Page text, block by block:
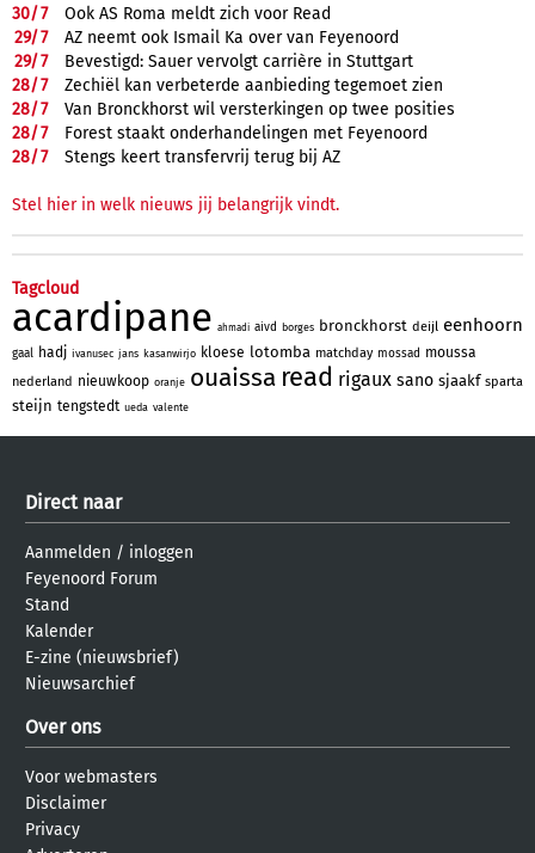
30/7
Ook AS Roma meldt zich voor Read
29/7
AZ neemt ook Ismail Ka over van Feyenoord
29/7
Bevestigd: Sauer vervolgt carrière in Stuttgart
28/7
Zechiël kan verbeterde aanbieding tegemoet zien
28/7
Van Bronckhorst wil versterkingen op twee posities
28/7
Forest staakt onderhandelingen met Feyenoord
28/7 Stengs keert transfervrij terug bij AZ
Stel hier in welk nieuws jij belangrijk vindt.
Tagcloud
acardipane ahmadi aivd borges bronckhorst deijl eenhoorn
gaal hadj ivanusec jans kasanwirjo kloese lotomba matchday mossad moussa
nederland nieuwkoop oranje ouaissa read rigaux sano sjaakf sparta
steijn tengstedt ueda valente
Direct naar
Aanmelden / inloggen
Feyenoord Forum
Stand
Kalender
E-zine (nieuwsbrief)
Nieuwsarchief
Over ons
Voor webmasters
Disclaimer
Privacy